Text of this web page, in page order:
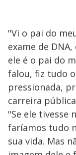
"Vi o pai do
exame de
ele é o pai do
falou, fiz tudo
pressionada,
carreira
"Se ele tivesse
faríamos tudo
sua vida. Mas